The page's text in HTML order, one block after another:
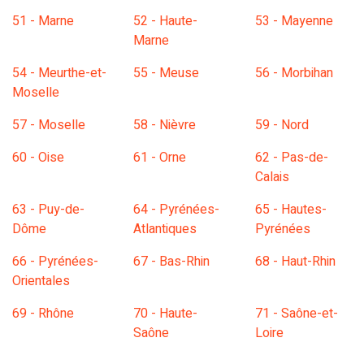
51 - Marne
52 - Haute-
Marne
53 - Mayenne
54 - Meurthe-et-
Moselle
55 - Meuse 56 - Morbihan
57 - Moselle 58 - Nièvre
59 - Nord
60 - Oise
61 - Orne
62 - Pas-de-
Calais
63 - Puy-de-
Dôme
64 - Pyrénées-
Atlantiques
65 - Hautes-
Pyrénées
66 - Pyrénées-
Orientales
67 - Bas-Rhin 68 - Haut-Rhin
69 - Rhône
70 - Haute-
Saône
71 - Saône-et-
Loire